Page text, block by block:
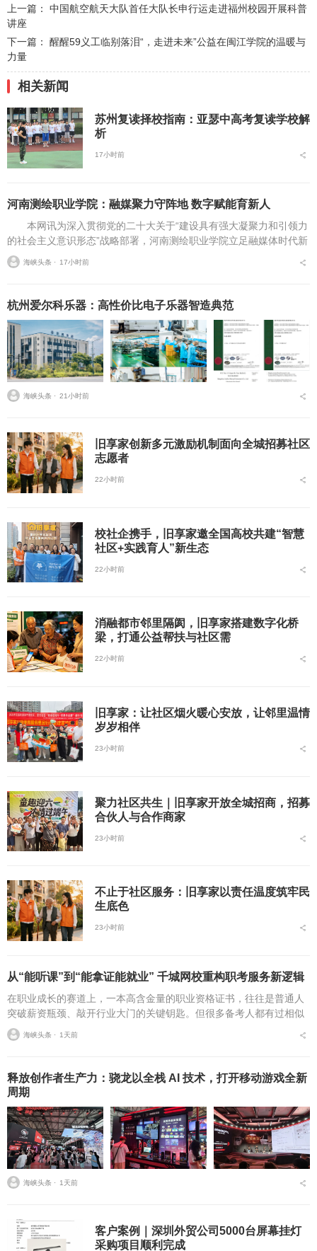
上一篇： 中国航空航天大队首任大队长申行运走进福州校园开展科普
讲座
下一篇： 醒醒59义工临别落泪“，走进未来”公益在闽江学院的温暖与
力量
相关新闻
苏州复读择校指南：亚瑟中高考复读学校解
析
17小时前
河南测绘职业学院：融媒聚力守阵地 数字赋能育新人
本网讯为深入贯彻党的二十大关于“建设具有强大凝聚力和引领力
的社会主义意识形态”战略部署，河南测绘职业学院立足融媒体时代新
挑战，扎实推进在风险研判、机制创新、技术赋能、实践育人等方面
的路径分析与研...
海峡头条 ⋅ 17小时前
杭州爱尔科乐器：高性价比电子乐器智造典范
海峡头条 ⋅ 21小时前
旧享家创新多元激励机制面向全城招募社区
志愿者
22小时前
校社企携手，旧享家邀全国高校共建“智慧
社区+实践育人”新生态
22小时前
消融都市邻里隔阂，旧享家搭建数字化桥
梁，打通公益帮扶与社区需
22小时前
旧享家：让社区烟火暖心安放，让邻里温情
岁岁相伴
23小时前
聚力社区共生｜旧享家开放全城招商，招募
合伙人与合作商家
23小时前
不止于社区服务：旧享家以责任温度筑牢民
生底色
23小时前
从“能听课”到“能拿证能就业” 千城网校重构职考服务新逻辑
在职业成长的赛道上，一本高含金量的职业资格证书，往往是普通人
突破薪资瓶颈、敲开行业大门的关键钥匙。但很多备考人都有过相似
的糟心经历：报了热门网校的课，学完才发现内容和最新考纲完全脱
节；对着录播课啃了三...
海峡头条 ⋅ 1天前
释放创作者生产力：骁龙以全栈 AI 技术，打开移动游戏全新
周期
海峡头条 ⋅ 1天前
客户案例｜深圳外贸公司5000台屏幕挂灯
采购项目顺利完成